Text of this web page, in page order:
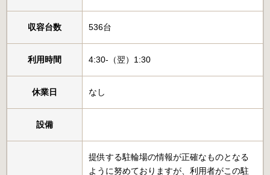
収容台数 536台
利用時間 4:30-（翌）1:30
休業日 なし
設備
提供する駐輪場の情報が正確なものとなる
ように努めておりますが、利用者がこの駐